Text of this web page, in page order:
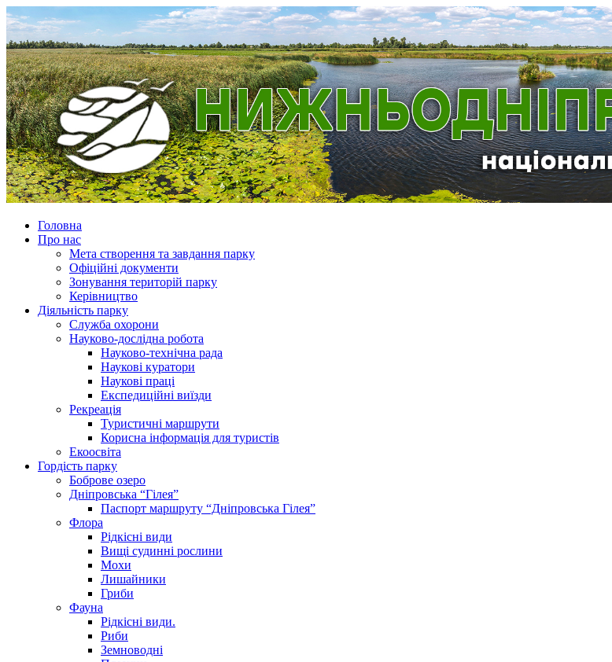
Головна
Про нас
Мета створення та завдання парку
Офіційні документи
Зонування територій парку
Керівництво
Діяльність парку
Служба охорони
Науково-дослідна робота
Науково-технічна рада
Наукові куратори
Наукові праці
Експедиційні виїзди
Рекреація
Туристичні маршрути
Корисна інформація для туристів
Екоосвіта
Гордість парку
Боброве озеро
Дніпровська “Гілея”
Паспорт маршруту “Дніпровська Гілея”
Флора
Рідкісні види
Вищі судинні рослини
Мохи
Лишайники
Гриби
Фауна
Рідкісні види.
Риби
Земноводні